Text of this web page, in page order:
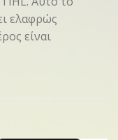
ελαφρώς
είναι